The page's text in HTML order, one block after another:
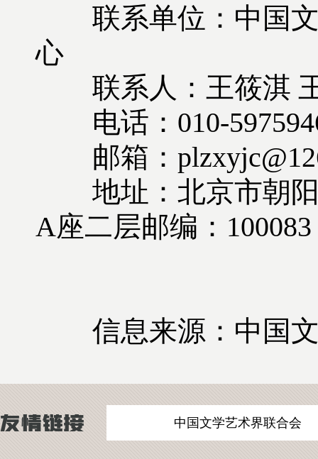
联系单位：中国文
心
联系人：王筱淇
电话：010-
邮箱：
地址：北京市朝阳
A座二层邮编：100083
信息来源：中国文
中国文学艺术界联合会